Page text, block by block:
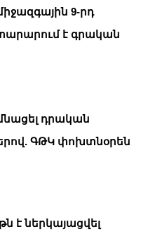
9-րդ
է գրական
մնացել դրական
ԳԹԿ փոխտնօրեն
է ներկայացվել